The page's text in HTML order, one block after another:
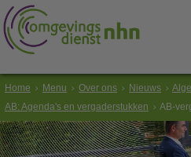
Home Menu Over ons Nieuws
AB: Agenda's en vergaderstukken
AB-